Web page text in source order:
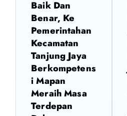
Baik Dan
Benar, Ke
Pemerintahan
Kecamatan
Tanjung Jaya
Berkompetens
i Mapan
Meraih Masa
Terdepan